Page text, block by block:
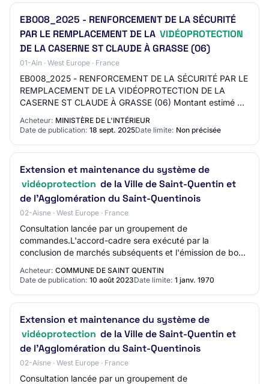
EB008_2025 - RENFORCEMENT DE LA SÉCURITÉ
PAR LE REMPLACEMENT DE LA VIDÉOPROTECTION
DE LA CASERNE ST CLAUDE À GRASSE (06)
01-Ain · West Europe · France
EB008_2025 - RENFORCEMENT DE LA SÉCURITÉ PAR LE
REMPLACEMENT DE LA VIDÉOPROTECTION DE LA
CASERNE ST CLAUDE À GRASSE (06) Montant estimé du
marché: 50000 EURO Date cible de publication (Attention
: Da…
Acheteur: MINISTÈRE DE L'INTÉRIEUR
Date de publication: 18 sept. 2025Date limite: Non précisée
Extension et maintenance du système de
vidéoprotection de la Ville de Saint-Quentin et
de l'Agglomération du Saint-Quentinois
02-Aisne · West Europe · France
Consultation lancée par un groupement de
commandes.L'accord-cadre sera exécuté par la
conclusion de marchés subséquents et l'émission de bons
charges.Les…
Acheteur: COMMUNE DE SAINT QUENTIN
Date de publication: 10 août 2023Date limite: 1 janv. 1970
Extension et maintenance du système de
vidéoprotection de la Ville de Saint-Quentin et
de l'Agglomération du Saint-Quentinois
02-Aisne · West Europe · France
Consultation lancée par un groupement de